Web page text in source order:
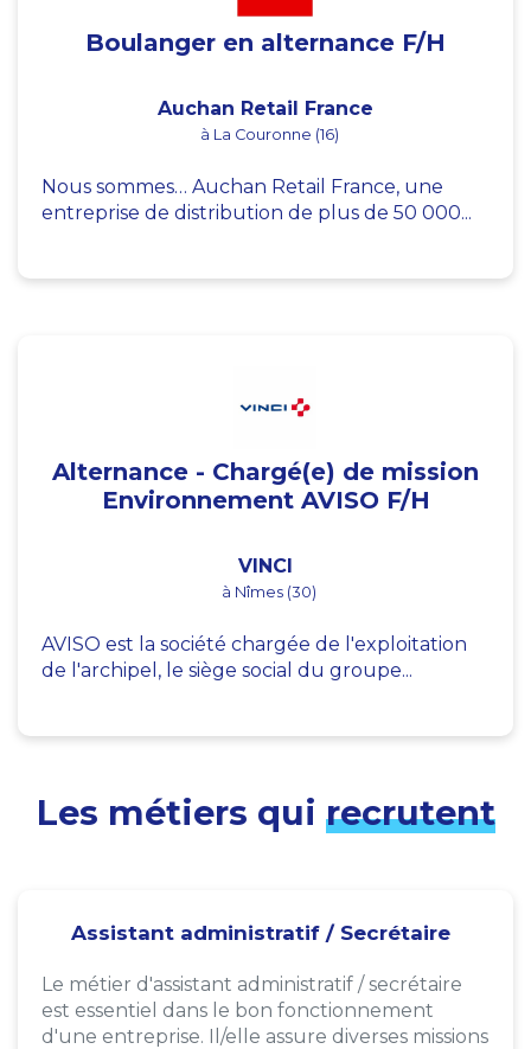
Boulanger en alternance F/H
Auchan Retail France
à La Couronne (16)
Nous sommes… Auchan Retail France, une
entreprise de distribution de plus de 50 000...
Alternance - Chargé(e) de mission
Environnement AVISO F/H
VINCI
à Nîmes (30)
AVISO est la société chargée de l'exploitation
de l'archipel, le siège social du groupe...
Les métiers qui recrutent
Assistant administratif / Secrétaire
Le métier d'assistant administratif / secrétaire
est essentiel dans le bon fonctionnement
d'une entreprise. Il/elle assure diverses missions